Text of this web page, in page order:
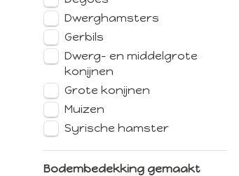
Dwerghamsters
Gerbils
Dwerg- en middelgrote
konijnen
Grote konijnen
Muizen
Syrische hamster
Bodembedekking gemaakt